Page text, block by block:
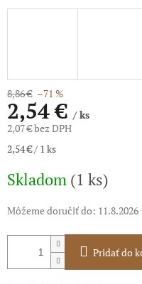
8,86 € –71 %
2,54 €/ ks
2,07 € bez DPH
Jednotková
2,54 € / 1 ks
Skladom (1 ks)
Môžeme doručiť do: 11.8.2026
Pridať do